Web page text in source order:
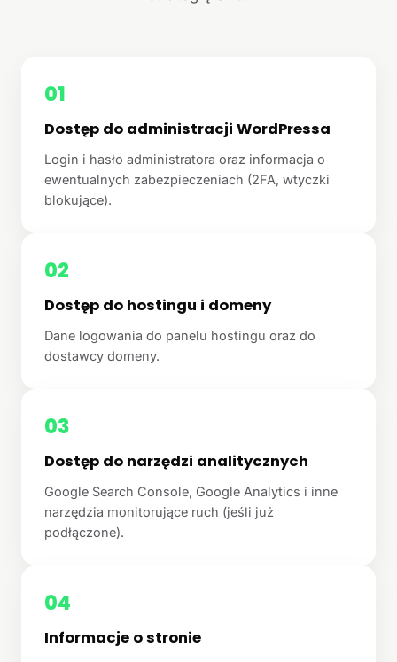
01
Dostęp do administracji WordPressa
Login i hasło administratora oraz informacja o
ewentualnych zabezpieczeniach (2FA, wtyczki
blokujące).
02
Dostęp do hostingu i domeny
Dane logowania do panelu hostingu oraz do
dostawcy domeny.
03
Dostęp do narzędzi analitycznych
Google Search Console, Google Analytics i inne
narzędzia monitorujące ruch (jeśli już
podłączone).
04
Informacje o stronie